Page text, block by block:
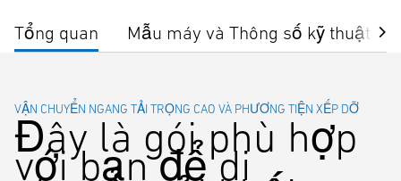
Tổng quan Mẫu máy và Thông số kỹ thuật
VẬN CHUYỂN NGANG TẢI TRỌNG CAO VÀ PHƯƠNG TIỆN XẾP DỠ
Đây là gói phù hợp
với bạn để di